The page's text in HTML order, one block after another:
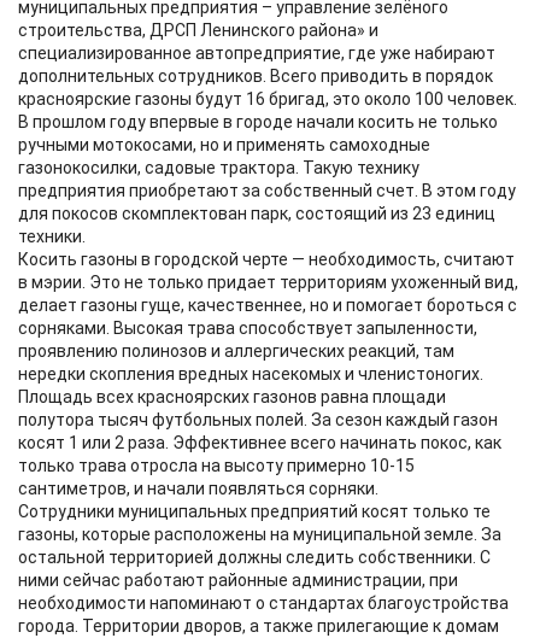
муниципальных предприятия – управление зелёного
строительства, ДРСП Ленинского района» и
специализированное автопредприятие, где уже набирают
дополнительных сотрудников. Всего приводить в порядок
красноярские газоны будут 16 бригад, это около 100 человек.
В прошлом году впервые в городе начали косить не только
ручными мотокосами, но и применять самоходные
газонокосилки, садовые трактора. Такую технику
предприятия приобретают за собственный счет. В этом году
для покосов скомплектован парк, состоящий из 23 единиц
техники.
Косить газоны в городской черте — необходимость, считают
в мэрии. Это не только придает территориям ухоженный вид,
делает газоны гуще, качественнее, но и помогает бороться с
сорняками. Высокая трава способствует запыленности,
проявлению полинозов и аллергических реакций, там
нередки скопления вредных насекомых и членистоногих.
Площадь всех красноярских газонов равна площади
полутора тысяч футбольных полей. За сезон каждый газон
косят 1 или 2 раза. Эффективнее всего начинать покос, как
только трава отросла на высоту примерно 10-15
сантиметров, и начали появляться сорняки.
Сотрудники муниципальных предприятий косят только те
газоны, которые расположены на муниципальной земле. За
остальной территорией должны следить собственники. С
ними сейчас работают районные администрации, при
необходимости напоминают о стандартах благоустройства
города. Территории дворов, а также прилегающие к домам